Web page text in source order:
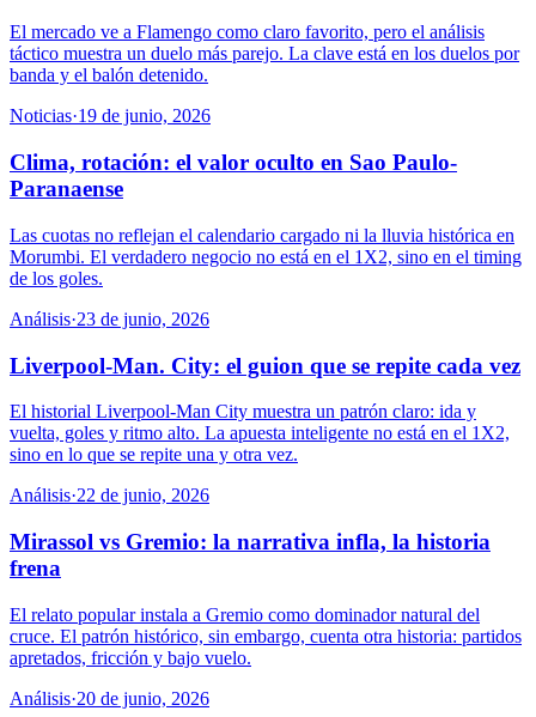
El mercado ve a Flamengo como claro favorito, pero el análisis
táctico muestra un duelo más parejo. La clave está en los duelos por
banda y el balón detenido.
Noticias·19 de junio, 2026
Clima, rotación: el valor oculto en Sao Paulo-
Paranaense
Las cuotas no reflejan el calendario cargado ni la lluvia histórica en
Morumbi. El verdadero negocio no está en el 1X2, sino en el timing
de los goles.
Análisis·23 de junio, 2026
Liverpool-Man. City: el guion que se repite cada vez
El historial Liverpool-Man City muestra un patrón claro: ida y
vuelta, goles y ritmo alto. La apuesta inteligente no está en el 1X2,
sino en lo que se repite una y otra vez.
Análisis·22 de junio, 2026
Mirassol vs Gremio: la narrativa infla, la historia
frena
El relato popular instala a Gremio como dominador natural del
cruce. El patrón histórico, sin embargo, cuenta otra historia: partidos
apretados, fricción y bajo vuelo.
Análisis·20 de junio, 2026